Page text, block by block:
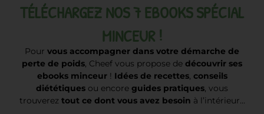
TÉLÉCHARGEZ NOS 7 EBOOKS SPÉCIAL
MINCEUR !
Pour vous accompagner dans votre démarche de
perte de poids, Cheef vous propose de découvrir ses
ebooks minceur! Idées de recettes, conseils
diététiques ou encore guides pratiques, vous
trouverez tout ce dont vous avez besoin à l’intérieur…